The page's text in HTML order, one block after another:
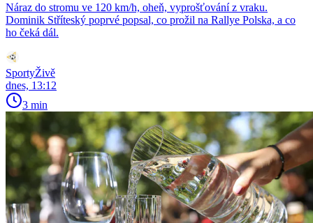
Náraz do stromu ve 120 km/h, oheň, vyprošťování z vraku.
Dominik Stříteský poprvé popsal, co prožil na Rallye Polska, a co
ho čeká dál.
SportyŽivě
dnes, 13:12
3 min